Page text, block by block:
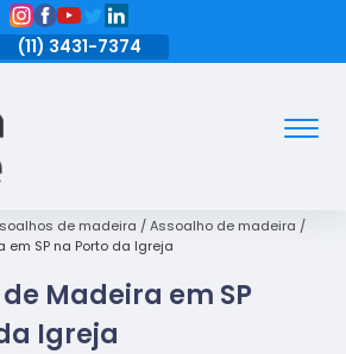
(11) 3431-7374
de madeira
Assoalho de madeira
SP na Porto da Igreja
Madeira em SP
Igreja